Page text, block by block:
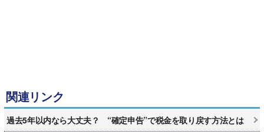
関連リンク
過去5年以内なら大丈夫？ “確定申告”で税金を取り戻す方法とは